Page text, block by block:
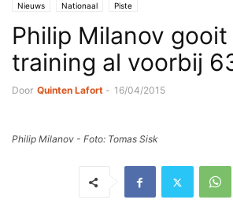
Nieuws Nationaal Piste
Philip Milanov gooit
training al voorbij
Door Quinten Lafort - 16/04/2015
Philip Milanov - Foto: Tomas Sisk